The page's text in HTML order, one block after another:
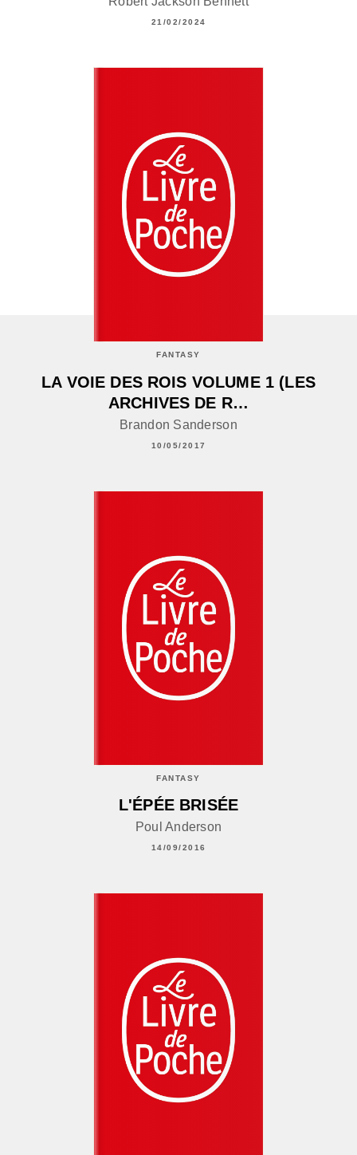
21/02/2024
FANTASY
LA VOIE DES ROIS VOLUME 1 (LES
ARCHIVES DE R…
Brandon Sanderson
10/05/2017
FANTASY
L'ÉPÉE BRISÉE
Poul Anderson
14/09/2016